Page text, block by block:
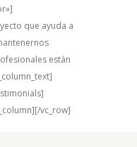
que ayuda a
están
vc_row]